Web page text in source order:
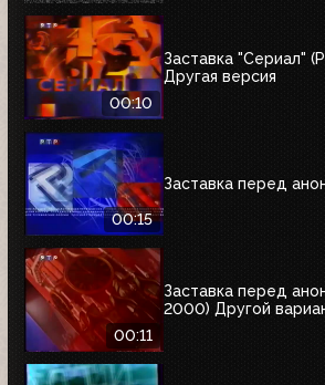
00:10
Заставка "Сериал"
Другая версия
00:15
Заставка перед
00:11
Заставка перед
2000) Другой